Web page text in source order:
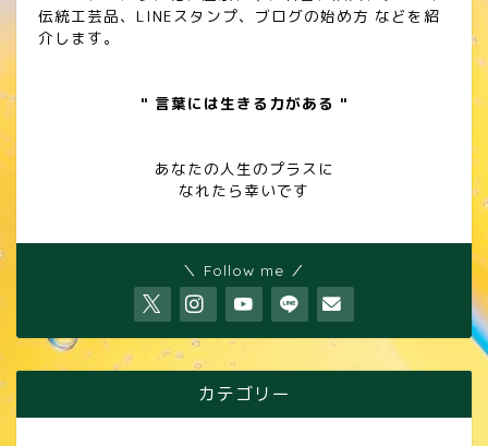
伝統工芸品、LINEスタンプ、ブログの始め方 などを紹
介します。
" 言葉には生きる力がある "
あなたの人生のプラスに
なれたら幸いです
＼ Follow me ／
カテゴリー